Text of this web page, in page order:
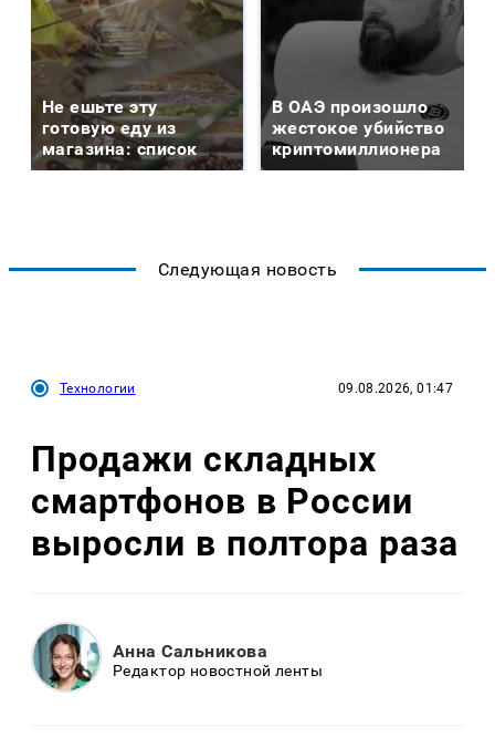
Не ешьте эту
готовую еду из
магазина: список
В ОАЭ произошло
жестокое убийство
криптомиллионера
Следующая новость
Технологии 09.08.2026, 01:47
Продажи складных
смартфонов в России
выросли в полтора раза
Анна Сальникова
Редактор новостной ленты